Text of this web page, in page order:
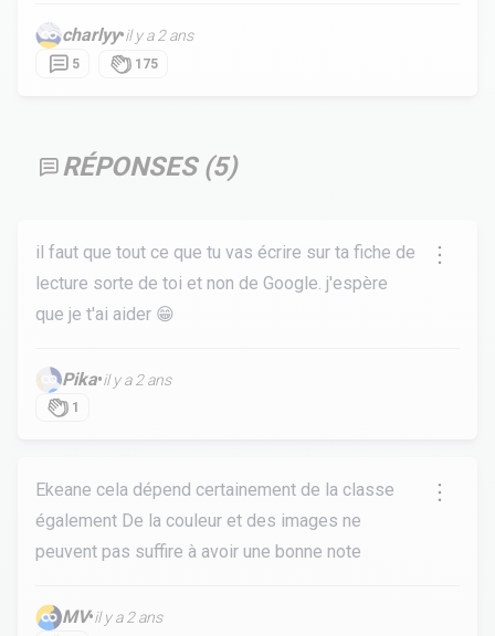
charlyy•il y a 2 ans
5 175
RÉPONSES (5)
il faut que tout ce que tu vas écrire sur ta fiche de
lecture sorte de toi et non de Google. j'espère
que je t'ai aider 😁
Pika•il y a 2 ans
1
Ekeane cela dépend certainement de la classe
également De la couleur et des images ne
peuvent pas suffire à avoir une bonne note
MV•il y a 2 ans